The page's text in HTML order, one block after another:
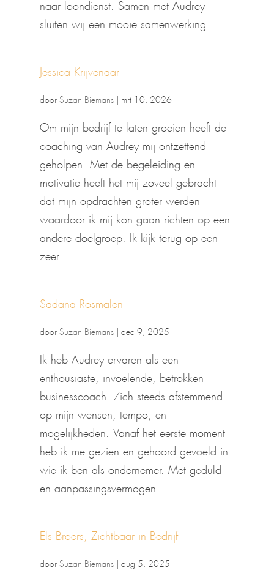
naar loondienst. Samen met Audrey
sluiten wij een mooie samenwerking...
Jessica Krijvenaar
Suzan Biemans mrt 10, 2026
Om mijn bedrijf te laten groeien heeft de
coaching van Audrey mij ontzettend
geholpen. Met de begeleiding en
motivatie heeft het mij zoveel gebracht
dat mijn opdrachten groter werden
waardoor ik mij kon gaan richten op een
andere doelgroep. Ik kijk terug op een
zeer...
Sadana Rosmalen
Suzan Biemans dec 9, 2025
Ik heb Audrey ervaren als een
enthousiaste, invoelende, betrokken
businesscoach. Zich steeds afstemmend
op mijn wensen, tempo, en
mogelijkheden. Vanaf het eerste moment
heb ik me gezien en gehoord gevoeld in
wie ik ben als ondernemer. Met geduld
en aanpassingsvermogen...
Els Broers, Zichtbaar in Bedrijf
Suzan Biemans aug 5, 2025